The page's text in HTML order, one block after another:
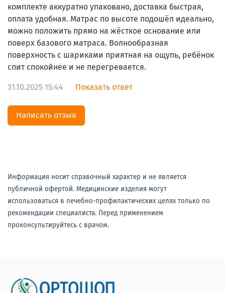
комплекте аккуратно упаковано, доставка быстрая,
оплата удобная. Матрас по высоте подошёл идеально,
можно положить прямо на жёсткое основание или
поверх базового матраса. Волнообразная
поверхность с шариками приятная на ощупь, ребёнок
спит спокойнее и не перегревается.
31.10.2025 15:44 Показать ответ
Написать отзыв
Информация носит справочный характер и не является
публичной офертой. Медицинские изделия могут
использоваться в лечебно-профилактических целях только по
рекомендации специалиста. Перед применением
проконсультируйтесь с врачом.